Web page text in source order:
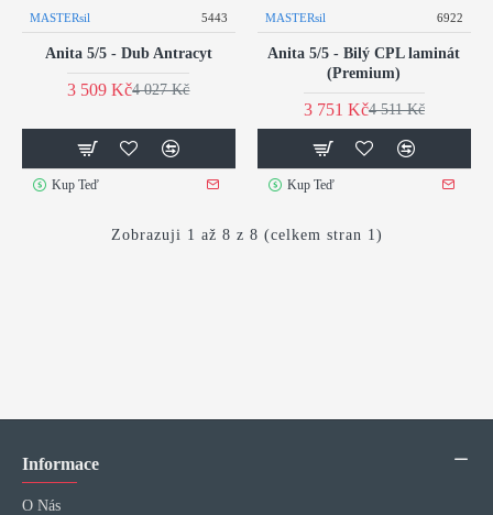
MASTERsil 5443
Anita 5/5 - Dub Antracyt
3 509 Kč4 027 Kč
Kup Teď
MASTERsil 6922
Anita 5/5 - Bilý CPL laminát
(Premium)
3 751 Kč4 511 Kč
Kup Teď
Zobrazuji 1 až 8 z 8 (celkem stran 1)
Informace
O Nás